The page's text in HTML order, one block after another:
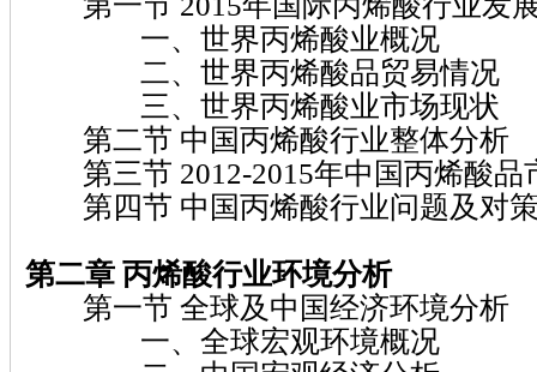
一、世界丙烯酸业概况
二、世界丙烯酸品贸易情况
三、世界丙烯酸业市场现状
第二节 中国丙烯酸行业整体分析
第三节 2012-2015年中国丙烯酸品
第四节 中国丙烯酸行业问题及对
第二章 丙烯酸行业环境分析
第一节 全球及中国经济环境分析
一、全球宏观环境概况